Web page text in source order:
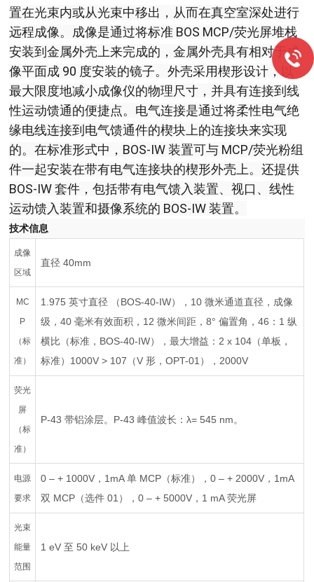
置在光束内或从光束中移出，从而在真空室深处进行
远程成像。 成像是通过将标准 BOS MCP/荧光屏堆栈
安装到金属外壳上来完成的，金属外壳具有相对于成
像平面成 90 度安装的镜子。外壳采用楔形设计，以
最大限度地减小成像仪的物理尺寸，并具有连接到线
性运动馈通的便捷点。电气连接是通过将柔性电气绝
缘电线连接到电气馈通件的楔块上的连接块来实现
的。在标准形式中，BOS-IW 装置可与 MCP/荧光粉组
件一起安装在带有电气连接块的楔形外壳上。还提供
BOS-IW 套件，包括带有电气馈入装置、视口、线性
运动馈入装置和摄像系统的 BOS-IW 装置。
技术信息
成像
区域
直径 40mm
MC
P
（标
准）
1.975 英寸直径 （BOS-40-IW），10 微米通道直径，成像
级，40 毫米有效面积，12 微米间距，8° 偏置角，46：1 纵
横比（标准，BOS-40-IW），最大增益：2 x 104（单板，
标准）1000V > 107（V 形，OPT-01），2000V
荧光
屏
（标
准）
P-43 带铝涂层。P-43 峰值波长：λ= 545 nm。
电源
要求
0 – + 1000V，1mA 单 MCP（标准），0 – + 2000V，1mA
双 MCP（选件 01），0 – + 5000V，1 mA 荧光屏
光束
能量
范围
1 eV 至 50 keV 以上